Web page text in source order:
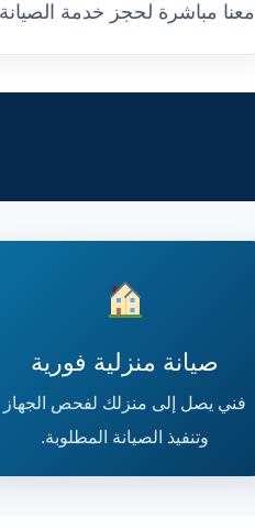
معنا مباشرة لحجز خدمة
صيانة منزلية فورية
فني يصل إلى منزلك لفحص الجهاز
وتنفيذ الصيانة المطلوبة.